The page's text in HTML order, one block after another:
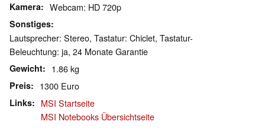
Kamera Webcam: HD 720p
Sonstiges
Lautsprecher: Stereo, Tastatur: Chiclet, Tastatur-
Beleuchtung: ja, 24 Monate Garantie
Gewicht 1.86 kg
Preis 1300 Euro
Links
MSI Startseite
MSI Notebooks Übersichtseite